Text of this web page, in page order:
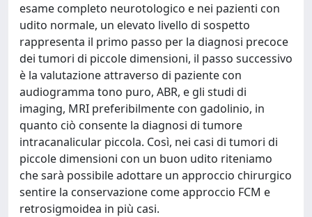
esame completo neurotologico e nei pazienti con
udito normale, un elevato livello di sospetto
rappresenta il primo passo per la diagnosi precoce
dei tumori di piccole dimensioni, il passo successivo
è la valutazione attraverso di paziente con
audiogramma tono puro, ABR, e gli studi di
imaging, MRI preferibilmente con gadolinio, in
quanto ciò consente la diagnosi di tumore
intracanalicular piccola. Così, nei casi di tumori di
piccole dimensioni con un buon udito riteniamo
che sarà possibile adottare un approccio chirurgico
sentire la conservazione come approccio FCM e
retrosigmoidea in più casi.